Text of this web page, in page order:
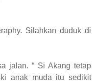
Silahkan duduk di
jalan. “ Si Akang tetap
anak muda itu sedikit